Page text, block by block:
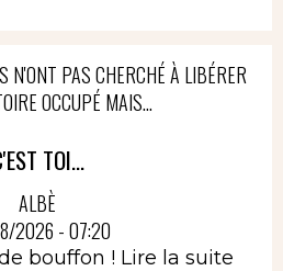
N'ONT PAS CHERCHÉ À LIBÉRER
OCCUPÉ MAIS...
TOI...
ALBÈ
2026 - 07:20
bouffon ! Lire la suite